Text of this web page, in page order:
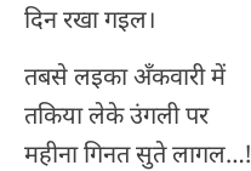
दिन रखा गइल।
तबसे लइका अँकवारी में
तकिया लेके उंगली पर
महीना गिनत सुते लागल…!